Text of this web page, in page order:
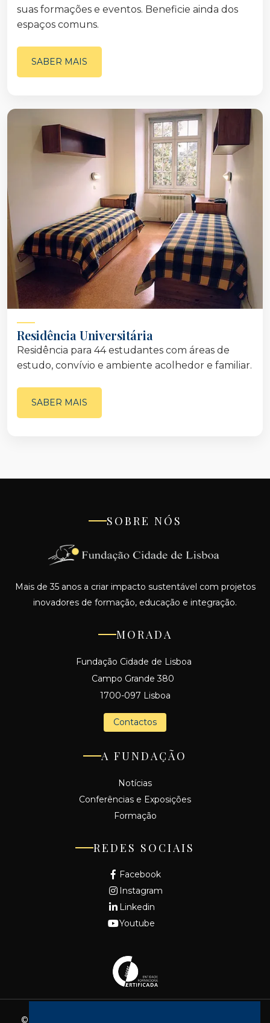
suas formações e eventos. Beneficie ainda dos
espaços comuns.
SABER MAIS
Residência Universitária
Residência para 44 estudantes com áreas de
estudo, convívio e ambiente acolhedor e familiar.
SABER MAIS
SOBRE NÓS
Mais de 35 anos a criar impacto sustentável com projetos
inovadores de formação, educação e integração.
MORADA
Fundação Cidade de Lisboa
Campo Grande 380
1700-097 Lisboa
Contactos
A FUNDAÇÃO
Notícias
Conferências e Exposições
Formação
REDES SOCIAIS
Facebook
Instagram
Linkedin
Youtube
© 2026 - Fundação Cidade de Lisboa. Todos os direitos